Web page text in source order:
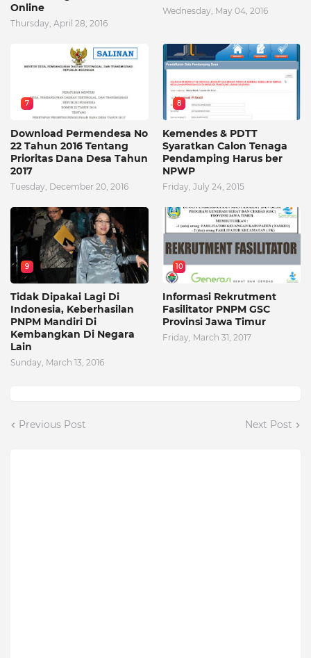
Online
Thursday, April 28, 2016
Wednesday, May 04, 2016
7
Download Permendesa No
22 Tahun 2016 Tentang
Prioritas Dana Desa Tahun
2017
Tuesday, December 20, 2016
8
Kemendes & PDTT
Syaratkan Calon Tenaga
Pendamping Harus ber
NPWP
Friday, July 24, 2015
9
Tidak Dipakai Lagi Di
Indonesia, Keberhasilan
PNPM Mandiri Di
Kembangkan Di Negara
Lain
Sunday, March 13, 2016
10
Informasi Rekrutment
Fasilitator PNPM GSC
Provinsi Jawa Timur
Friday, March 31, 2017
Previous Post Next Post